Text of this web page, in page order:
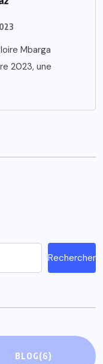
Mbarga
2023, une
Rechercher
BLOG(6)